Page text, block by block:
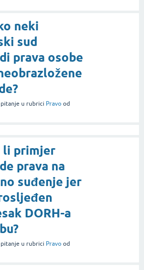
neki
sud
prava osobe
pitanje u rubrici Pravo od
li primjer
prava na
suđenje jer
DORH-a
pitanje u rubrici Pravo od